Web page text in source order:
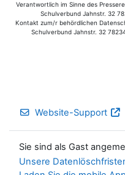
Verantwortlich im Sinne des
Schulverbund Jahnstr. 32
Kontakt zum/r behördlichen
Schulverbund Jahnstr. 32
Website-Support
Sie sind als Gast
Unsere